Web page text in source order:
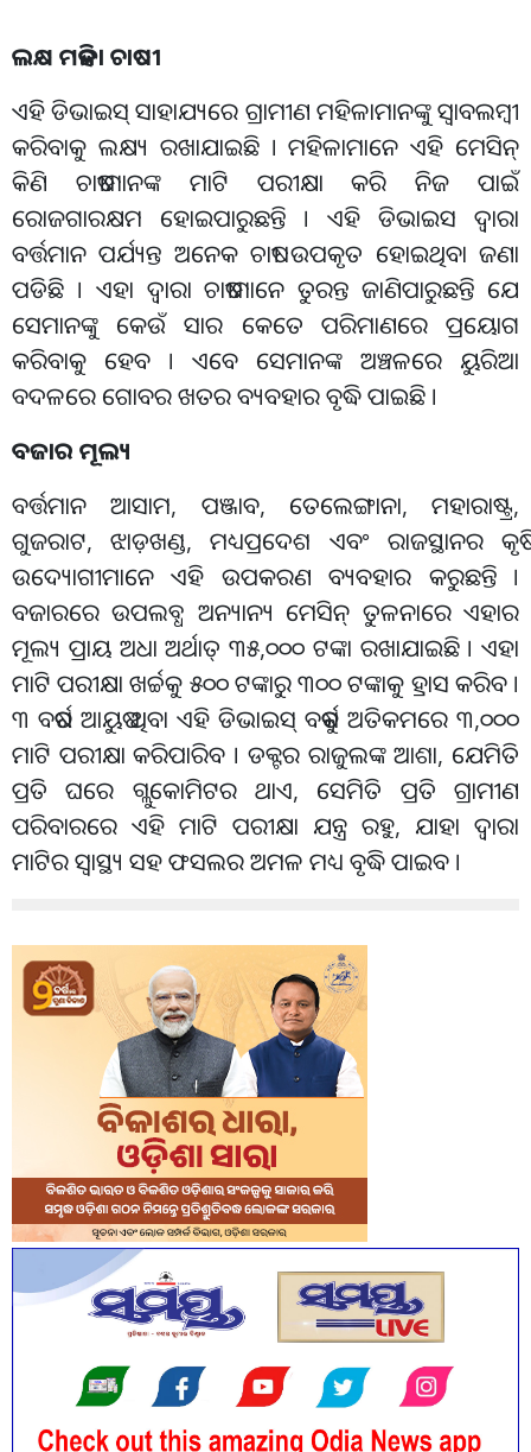
ଲକ୍ଷ ମହିଳା ଚାଷୀ
ଏହି ଡିଭାଇସ୍ ସାହାଯ୍ୟରେ ଗ୍ରାମୀଣ ମହିଳାମାନଙ୍କୁ ସ୍ୱାବଲମ୍ବୀ
କରିବାକୁ ଲକ୍ଷ୍ୟ ରଖାଯାଇଛି । ମହିଳାମାନେ ଏହି ମେସିନ୍
କିଣି ଚାଷୀମାନଙ୍କ ମାଟି ପରୀକ୍ଷା କରି ନିଜ ପାଇଁ
ରୋଜଗାରକ୍ଷମ ହୋଇପାରୁଛନ୍ତି । ଏହି ଡିଭାଇସ ଦ୍ବାରା
ବର୍ତ୍ତମାନ ପର୍ଯ୍ୟନ୍ତ ଅନେକ ଚାଷୀ ଉପକୃତ ହୋଇଥିବା ଜଣା
ପଡିଛି । ଏହା ଦ୍ୱାରା ଚାଷୀମାନେ ତୁରନ୍ତ ଜାଣିପାରୁଛନ୍ତି ଯେ
ସେମାନଙ୍କୁ କେଉଁ ସାର କେତେ ପରିମାଣରେ ପ୍ରୟୋଗ
କରିବାକୁ ହେବ । ଏବେ ସେମାନଙ୍କ ଅଞ୍ଚଳରେ ୟୁରିଆ
ବଦଳରେ ଗୋବର ଖତର ବ୍ୟବହାର ବୃଦ୍ଧି ପାଇଛି ।
ବଜାର ମୂଲ୍ୟ
ବର୍ତ୍ତମାନ ଆସାମ, ପଞ୍ଜାବ, ତେଲେଙ୍ଗାନା, ମହାରାଷ୍ଟ୍ର,
ଗୁଜରାଟ, ଝାଡ଼ଖଣ୍ଡ, ମଧ୍ୟପ୍ରଦେଶ ଏବଂ ରାଜସ୍ଥାନର କୃଷି
ଉଦ୍ୟୋଗୀମାନେ ଏହି ଉପକରଣ ବ୍ୟବହାର କରୁଛନ୍ତି ।
ବଜାରରେ ଉପଲବ୍ଧ ଅନ୍ୟାନ୍ୟ ମେସିନ୍ ତୁଳନାରେ ଏହାର
ମୂଲ୍ୟ ପ୍ରାୟ ଅଧା ଅର୍ଥାତ୍ ୩୫,୦୦୦ ଟଙ୍କା ରଖାଯାଇଛି । ଏହା
ମାଟି ପରୀକ୍ଷା ଖର୍ଚ୍ଚକୁ ୫୦୦ ଟଙ୍କାରୁ ୩୦୦ ଟଙ୍କାକୁ ହ୍ରାସ କରିବ ।
୩ ବର୍ଷର ଆୟୁଷ ଥିବା ଏହି ଡିଭାଇସ୍ ବର୍ଷକୁ ଅତିକମରେ ୩,୦୦୦
ମାଟି ପରୀକ୍ଷା କରିପାରିବ । ଡକ୍ଟର ରାଜୁଲଙ୍କ ଆଶା, ଯେମିତି
ପ୍ରତି ଘରେ ଗ୍ଲୁକୋମିଟର ଥାଏ, ସେମିତି ପ୍ରତି ଗ୍ରାମୀଣ
ପରିବାରରେ ଏହି ମାଟି ପରୀକ୍ଷା ଯନ୍ତ୍ର ରହୁ, ଯାହା ଦ୍ୱାରା
ମାଟିର ସ୍ୱାସ୍ଥ୍ୟ ସହ ଫସଲର ଅମଳ ମଧ୍ୟ ବୃଦ୍ଧି ପାଇବ ।